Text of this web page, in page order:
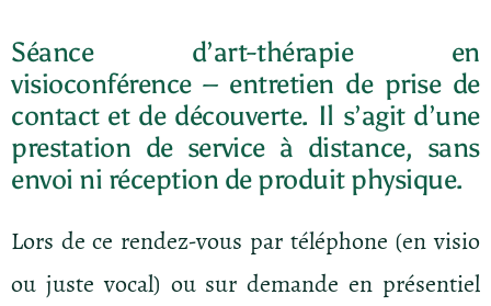
Séance d’art-thérapie en
visioconférence – entretien de prise de
contact et de découverte. Il s’agit d’une
prestation de service à distance, sans
envoi ni réception de produit physique.
Lors de ce rendez-vous par téléphone (en visio
ou juste vocal) ou sur demande en présentiel